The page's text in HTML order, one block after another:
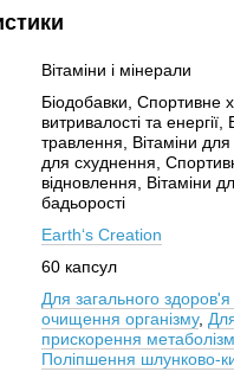
Вітаміни і мінерали
Біодобавки, Спортивне
витривалості та енергії,
травлення, Вітаміни для
для схуднення,
відновлення, Вітаміни
бадьорості
Earth‘s Creation
60 капсул
Для загального здоров'я
очищення організму,
прискорення
Поліпшення шлунково-